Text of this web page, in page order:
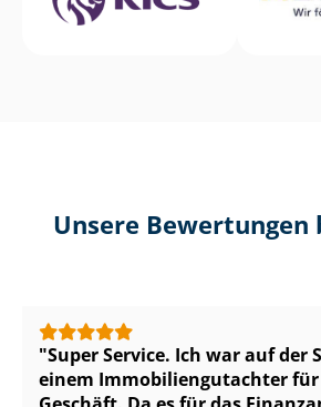
Unsere Bewertungen
Super Service. Ich war auf der
einem Im­mo­bi­li­en­gut­ach­ter